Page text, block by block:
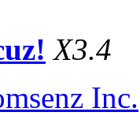
X3.4
Inc.